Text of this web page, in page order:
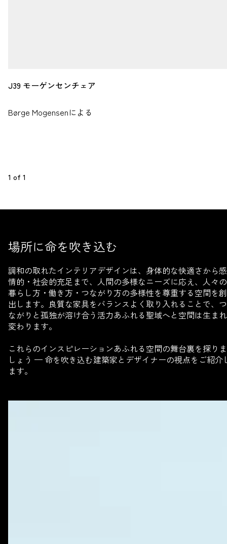
J39 モーゲンセンチェア
Børge Mogensenによる
1 of 1
場所に命を吹き込む
調和の取れたインテリアデザインは、身体的な快適さから感
情的・社会的充足まで、人間の多様なニーズに応え、人々の
暮らし方・働き方・つながり方の多様性を尊重する空間を創
出します。良質な家具をバランスよく取り入れることで、つ
ながりと孤独が溶け合う活力あふれる聖域へと空間は生まれ
変わります。
これらのインスピレーションあふれる空間の舞台裏を探りま
しょう — 命を吹き込む建築家とデザイナーの視点をご紹介
ます。